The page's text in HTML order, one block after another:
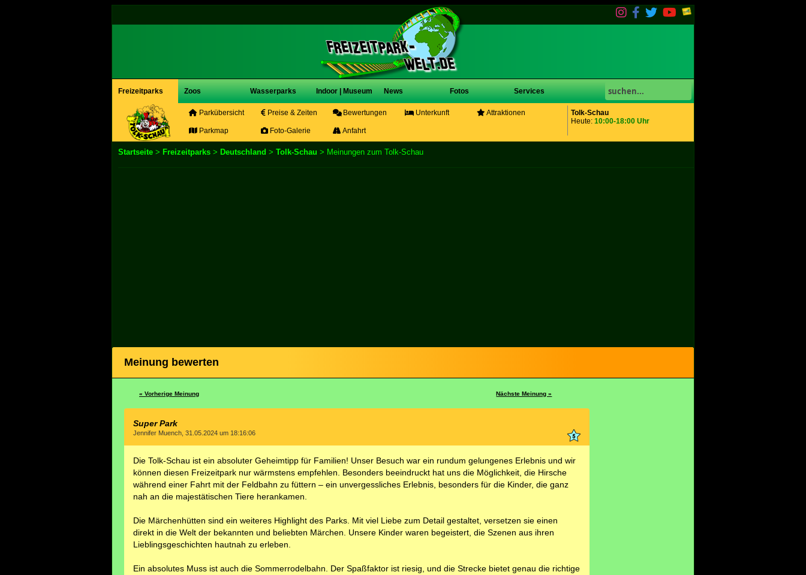
Freizeitparks Zoos Wasserparks Indoor | Museum News Fotos Services
Tolk-Schau
Heute: 10:00-18:00 Uhr
Parkübersicht Preise & Zeiten Bewertungen Unterkunft Attraktionen
Parkmap Foto-Galerie Anfahrt
Startseite > Freizeitparks > Deutschland > Tolk-Schau > Meinungen zum Tolk-Schau
Meinung bewerten
« Vorherige Meinung Nächste Meinung »
Super Park
Jennifer Muench, 31.05.2024 um 18:16:06
Die Tolk-Schau ist ein absoluter Geheimtipp für Familien! Unser Besuch war ein rundum gelungenes Erlebnis und wir
können diesen Freizeitpark nur wärmstens empfehlen. Besonders beeindruckt hat uns die Möglichkeit, die Hirsche
während einer Fahrt mit der Feldbahn zu füttern – ein unvergessliches Erlebnis, besonders für die Kinder, die ganz
nah an die majestätischen Tiere herankamen.
Die Märchenhütten sind ein weiteres Highlight des Parks. Mit viel Liebe zum Detail gestaltet, versetzen sie einen
direkt in die Welt der bekannten und beliebten Märchen. Unsere Kinder waren begeistert, die Szenen aus ihren
Lieblingsgeschichten hautnah zu erleben.
Ein absolutes Muss ist auch die Sommerrodelbahn. Der Spaßfaktor ist riesig, und die Strecke bietet genau die richtige